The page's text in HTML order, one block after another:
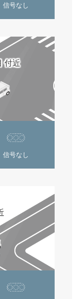
信号なし
付近
信号なし